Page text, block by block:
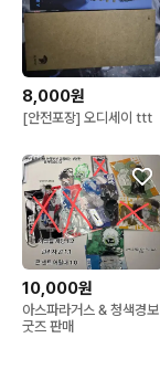
8,000원
[안전포장] 오디세이 ttt
10,000원
아스파라거스 & 청색경보
굿즈 판매